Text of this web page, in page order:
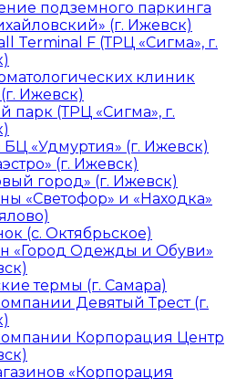
подземного паркинга
(г. Ижевск)
Terminal F (ТРЦ «Сигма», г.
клиник
Ижевск)
парк (ТРЦ «Сигма», г.
«Удмуртия» (г. Ижевск)
(г. Ижевск)
город» (г. Ижевск)
«Светофор» и «Находка»
(с. Октябрьское)
«Город Одежды и Обуви»
термы (г. Самара)
Девятый Трест (г.
Корпорация Центр
«Корпорация